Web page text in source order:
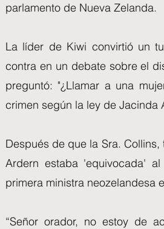
parlamento de Nueva Zelanda.
La líder de Kiwi convirtió un
contra en un debate sobre el
preguntó: "¿Llamar a una
crimen según la ley de Jacinda
Después de que la Sra.
Ardern estaba 'equivocada'
primera ministra neozelandesa
“Señor orador, no estoy de